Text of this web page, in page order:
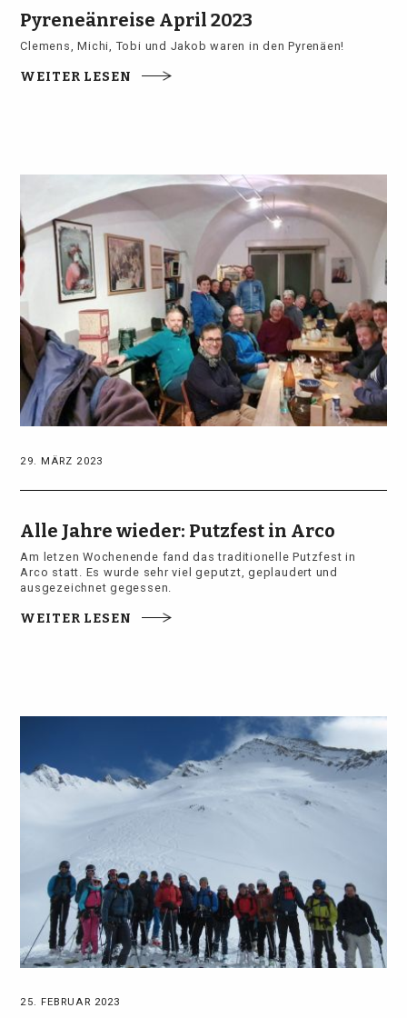
Pyreneänreise April 2023
Clemens, Michi, Tobi und Jakob waren in den Pyrenäen!
WEITER LESEN
29. MÄRZ 2023
Alle Jahre wieder: Putzfest in Arco
Am letzen Wochenende fand das traditionelle Putzfest in
Arco statt. Es wurde sehr viel geputzt, geplaudert und
ausgezeichnet gegessen.
WEITER LESEN
25. FEBRUAR 2023